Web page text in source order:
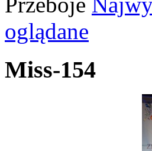
oglądane
Miss-154